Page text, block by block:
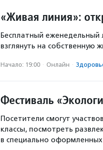
«Живая линия»:
Бесплатный еженедельный
взглянуть на собственную
Начало: 19:00 · Онлайн ·
Фестиваль
Посетители смогут
классы, посмотреть
в специально оформленных